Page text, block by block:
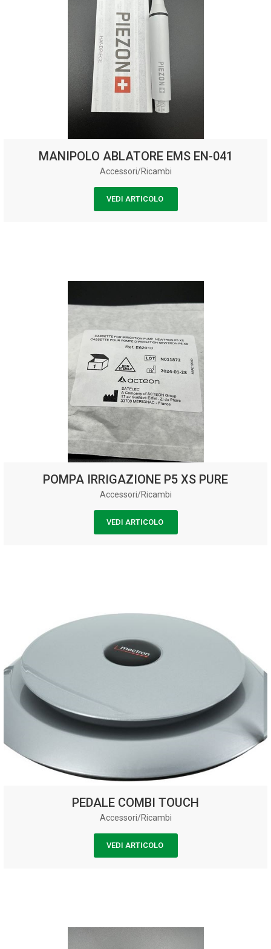
MANIPOLO ABLATORE EMS EN-041
Accessori/Ricambi
VEDI ARTICOLO
POMPA IRRIGAZIONE P5 XS PURE
Accessori/Ricambi
VEDI ARTICOLO
PEDALE COMBI TOUCH
Accessori/Ricambi
VEDI ARTICOLO